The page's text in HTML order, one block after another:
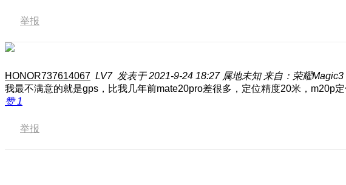
举报
HONOR737614067 LV7 发表于 2021-9-24 18:27 属地未知 来自：荣耀
我最不满意的就是gps，比我几年前mate20pro差很多，定位精度20米，m20p
赞1
举报